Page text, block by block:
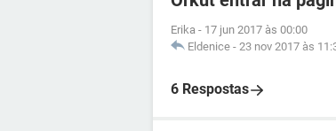
Erika - 17 jun 2017 às 00:00
Eldenice - 23 nov 2017 às
6 Respostas